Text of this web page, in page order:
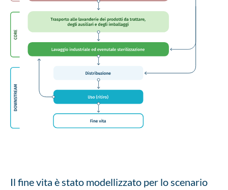
Il fine vita è stato modellizzato per lo scenario